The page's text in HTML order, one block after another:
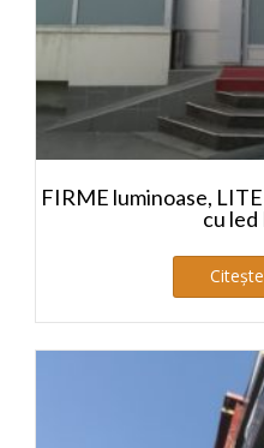
FIRME luminoase,
cu led